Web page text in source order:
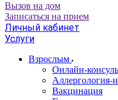
Вызов на дом
Записаться на прием
Личный кабинет
Услуги
Взрослым
Онлайн-
Аллергология-
Вакцинация